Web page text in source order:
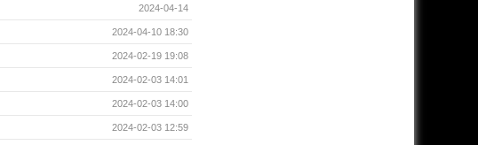
2024-04-14
2024-04-10 18:30
2024-02-19 19:08
2024-02-03 14:01
2024-02-03 14:00
2024-02-03 12:59